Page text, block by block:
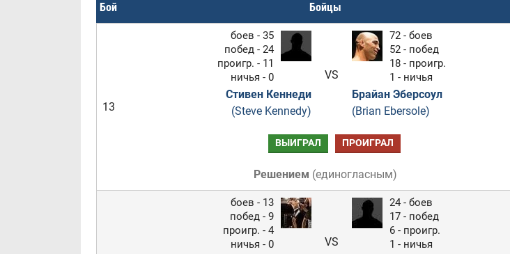
Бой Бойцы
13
боев - 35
побед - 24
проигр. - 11
ничья - 0
Стивен Кеннеди
(Steve Kennedy)
VS
72 - боев
52 - побед
18 - проигр.
1 - ничья
Брайан Эберсоул
(Brian Ebersole)
ВЫИГРАЛ ПРОИГРАЛ
Решением (единогласным)
боев - 13
побед - 9
проигр. - 4
ничья - 0
VS
24 - боев
17 - побед
6 - проигр.
1 - ничья